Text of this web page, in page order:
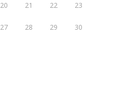
20 21 22 23
27 28 29 30